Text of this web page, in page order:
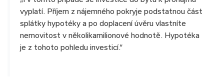
vyplatí. Příjem z nájemného pokryje podstatnou část
splátky hypotéky a po doplacení úvěru vlastníte
nemovitost v několikamilionové hodnotě. Hypotéka
je z tohoto pohledu investicí.“